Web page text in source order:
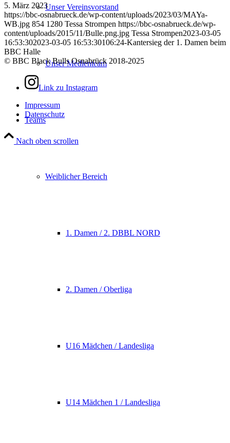
Unser Vereinsvorstand
Unser Medienteam
Teams
Weiblicher Bereich
1. Damen / 2. DBBL NORD
2. Damen / Oberliga
U16 Mädchen / Landesliga
U14 Mädchen 1 / Landesliga
5. März 2023
https://bbc-osnabrueck.de/wp-content/uploads/2023/03/MAYa-
WB.jpg 854 1280 Tessa Strompen https://bbc-osnabrueck.de/wp-
content/uploads/2015/11/Bulle.png.jpg Tessa Strompen2023-03-05
16:53:302023-03-05 16:53:30106:24-Kantersieg der 1. Damen beim
BBC Halle
© BBC Black Bulls Osnabrück 2018-2025
Link zu Instagram
Impressum
Datenschutz
Nach oben scrollen